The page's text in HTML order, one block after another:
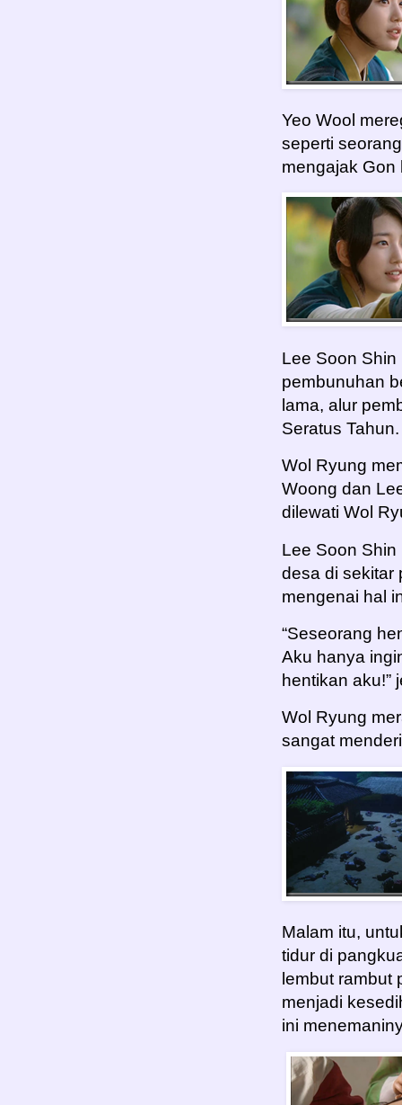
Yeo Wool
seperti
mengajak Gon
Lee Soon
pembunuhan
lama, alur
Seratus Tahun.
Wol Ryung
Woong dan
dilewati Wol
Lee Soon
desa di sekitar
mengenai hal
“Seseorang
Aku hanya
hentikan aku!”
Wol Ryung
sangat
Malam itu,
tidur di
lembut rambut
menjadi
ini